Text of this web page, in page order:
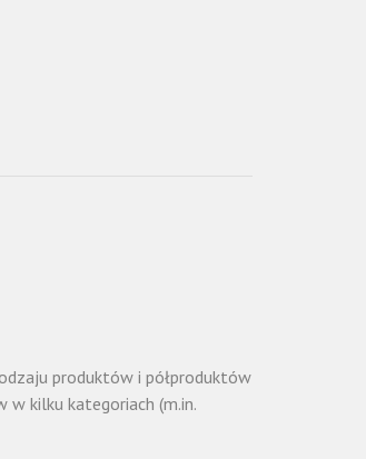
produktów i półproduktów
kilku kategoriach (m.in.